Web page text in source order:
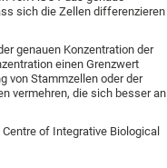
sich die Zellen differenzieren
genauen Konzentration der
einen Grenzwert
von Stammzellen oder der
vermehren, die sich besser an
of Integrative Biological